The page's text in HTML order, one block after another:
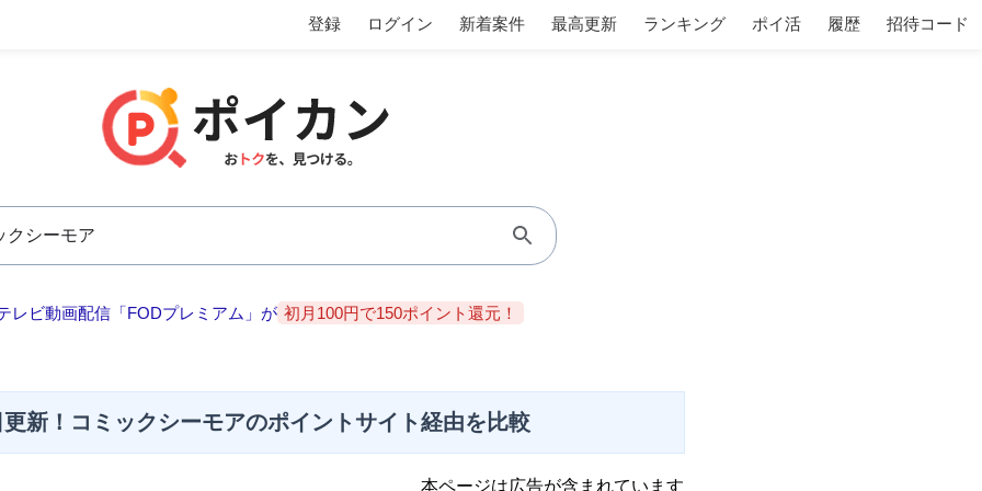
登録 ログイン 新着案件 最高更新 ランキング ポイ活 履歴 招待コード
レビ動画配信「FODプレミアム」が 初月100円で150ポイント還元！
新！コミックシーモアのポイントサイト経由を比較
本ページは広告が含まれています